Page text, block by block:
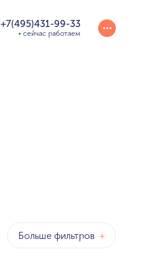
+7(495)431-99-33
сейчас работаем
Больше фильтров +